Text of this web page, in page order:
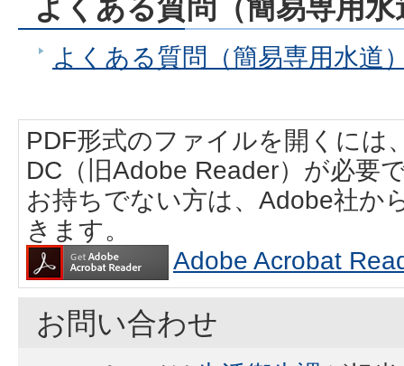
よくある質問（簡易専用水
よくある質問（簡易専用水道
PDF形式のファイルを開くには
DC（旧Adobe Reader）が必要
お持ちでない方は、Adobe社か
きます。
Adobe Acrobat
お問い合わせ